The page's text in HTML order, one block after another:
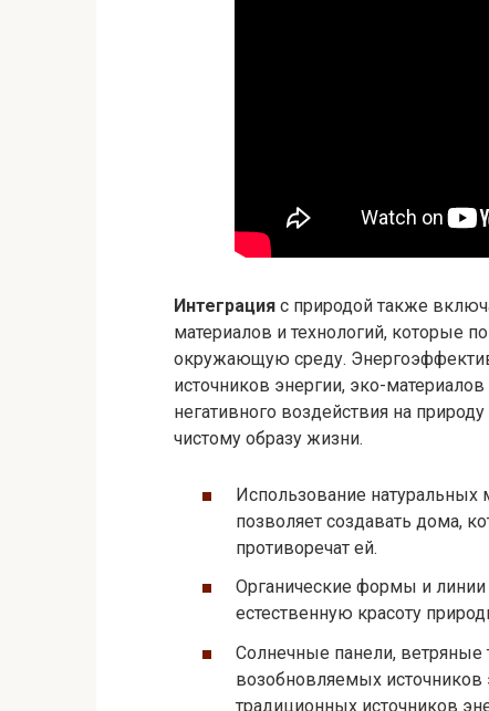
Интеграция с природой также
материалов и технологий, которые
окружающую среду.
источников энергии, эко-
негативного воздействия на
чистому образу жизни.
Использование натуральных
позволяет создавать дома,
противоречат ей.
Органические формы и
естественную красоту
Солнечные панели, ветряные
возобновляемых источников
традиционных источников